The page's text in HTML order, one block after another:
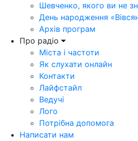
Шевченко, якого ви не
День народження
Архів програм
Про радіо
Міста і частоти
Як слухати онлайн
Контакти
Лайфстайл
Ведучі
Лого
Потрібна допомога
Написати нам